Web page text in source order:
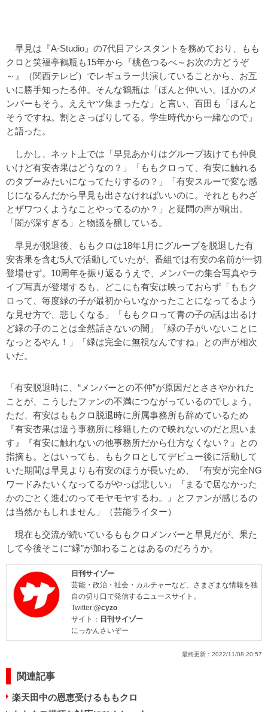
早見は『A-Studio』の7代目アシスタントを務めており、もも
クロと笑福亭鶴瓶も15年から『桃色つるべ～お次の方どうぞ
～』（関西テレビ）でレギュラー共演していることから、お互
いに勝手知ったる仲。そんな鶴瓶は「ほんと仲いい。ほかのメ
ンバーもそう。ええヤツ集まったな」と言い、百田も「ほんと
そうですね。割とさっぱりしてる。学生時代から一緒なので」
と語った。
しかし、ネット上では「早見あかりはグループ抜けても仲良
いけど有安杏果はどうなの？」「ももクロって、有安に触れる
のタブーみたいになってたりするの？」「有安スルーで変な感
じになるんだから早見も出さなければいいのに。それともわざ
とザワつくようなことやってるのか？」と疑問の声が噴出。
「闇が深すぎる」と物議を醸している。
早見が脱退後、ももクロは18年1月にグループを脱退した有
安杏果を含む5人で活動していたが、番組では有安の名前が一切
登場せず。10周年を振り返るうえで、メンバーの集合写真やラ
イブ写真が登場するも、どこにも有安は映っておらず「ももク
ロって、毎度緑の子が最初からいなかったことになってるよう
な見せ方で、悲しくなる」「ももクロって青の子の話は出るけ
ど緑の子のことは全然話さないの闇」「緑の子がいないことに
なっとるやん！」「緑は完全に無視なんですね」との声が相次
いだ。
「有安脱退時に、“メンバーとの不仲”が原因だとささやかれた
ことが、こうしたファンの不満につながっているのでしょう。
ただ、有安はももクロ脱退時に所属事務所も辞めているため
『有安杏果は違う事務所に移籍したので映れないのだと思いま
す』『有安に触れないの他事務所だから仕方なくない？』との
指摘も。とはいっても、ももクロとしてデビュー後に活動して
いた期間は早見よりも有安のほうが長いため、『有安が完全NG
ワードみたいくなってるがやっぱ悲しい』『まるで居なかった
かのごとく進むのってモヤモヤするわ。』とファンが感じるの
は当然かもしれません」（芸能ライター）
現在も交流が続いているももクロメンバーと早見だが、果た
して今後そこに“緑”が加わることはあるのだろうか。
日刊サイゾー
芸能・政治・社会・カルチャーなど、さまざまな情報を独
自の切り口で発信するニュースサイト。
Twitter:@cyzo
サイト： 日刊サイゾー
にっかんさいぞー
最終更新： 2022/11/08 20:57
関連記事
楽天田中の恩恵受けるももクロ